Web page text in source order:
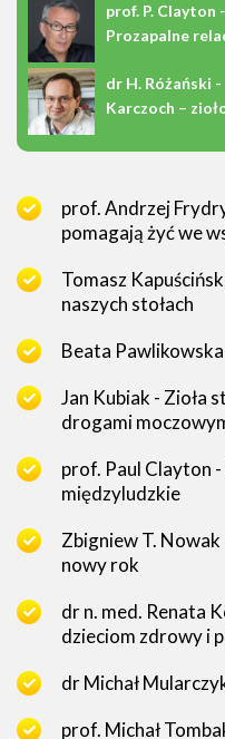
prof. P. Clayton -
Prozapalne
dr H. Różański -
Karczoch –
prof. Andrzej
pomagają żyć we
Tomasz
naszych stołach
Beata
Jan Kubiak - Zioła
drogami
prof. Paul Clayton
międzyludzkie
Zbigniew T.
nowy rok
dr n. med. Renata
dzieciom zdrowy i
dr Michał
prof. Michał